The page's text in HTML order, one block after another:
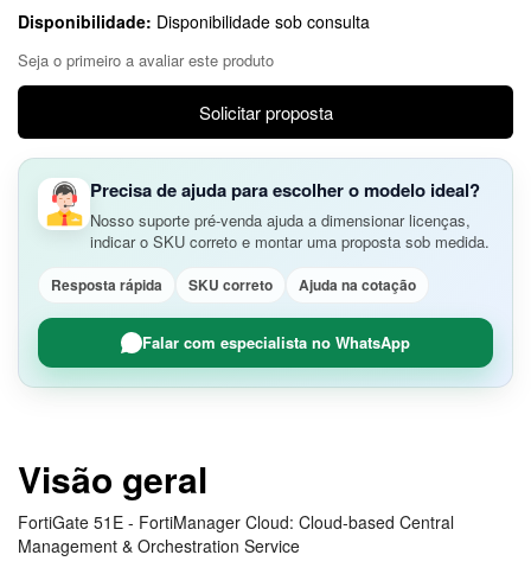
Disponibilidade: Disponibilidade sob consulta
Seja o primeiro a avaliar este produto
Solicitar proposta
Precisa de ajuda para escolher o modelo ideal?
Nosso suporte pré-venda ajuda a dimensionar licenças,
indicar o SKU correto e montar uma proposta sob medida.
Resposta rápida SKU correto Ajuda na cotação
Falar com especialista no WhatsApp
Visão geral
FortiGate 51E - FortiManager Cloud: Cloud-based Central
Management & Orchestration Service